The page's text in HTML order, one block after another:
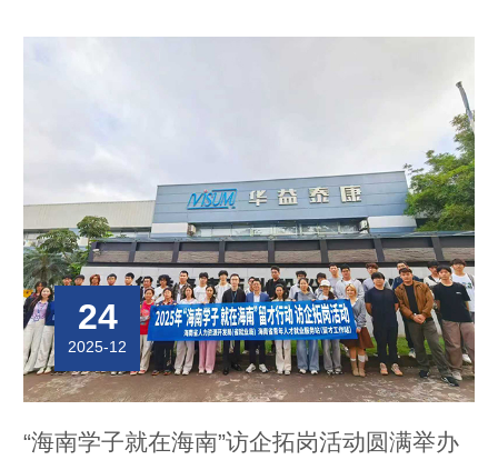
24
2025-12
“海南学子就在海南”访企拓岗活动圆满举办